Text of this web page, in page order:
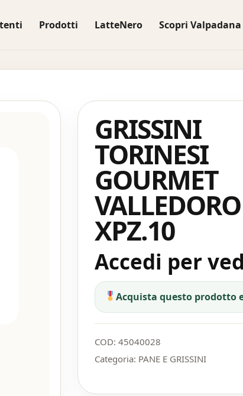
Prodotti LatteNero Scopri Valpadana
GRISSINI
TORINESI
GOURMET
VALLEDORO
XPZ.10
Accedi per
Acquista questo prodotto
COD: 45040028
Categoria: PANE E GRISSINI